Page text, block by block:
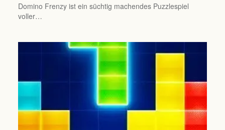
Domino Frenzy ist ein süchtig machendes Puzzlespiel
voller…